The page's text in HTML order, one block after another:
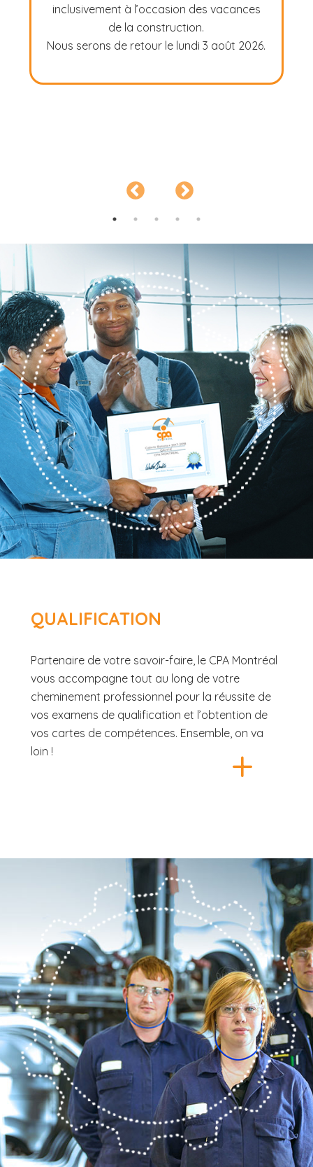
Le CPA Montréal était présent au Gala
hommage de l’industrie des pneus et de la
mécanique 2026. Une belle soirée pour
QUALIFICATION
Partenaire de votre savoir-faire, le CPA Montréal
vous accompagne tout au long de votre
cheminement professionnel pour la réussite de
vos examens de qualification et l’obtention de
vos cartes de compétences. Ensemble, on va
loin !
+